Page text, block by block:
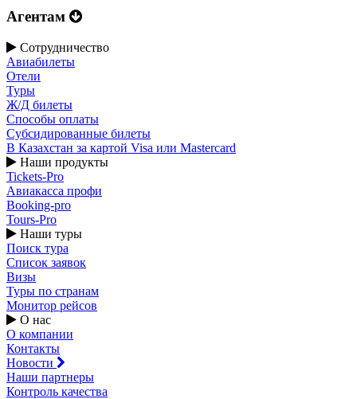
Агентам
Сотрудничество
Авиабилеты
Отели
Туры
Ж/Д билеты
Способы оплаты
Субсидированные билеты
В Казахстан за картой Visa или Masterсard
Наши продукты
Tickets-Pro
Авиакасса профи
Booking-pro
Tours-Pro
Наши туры
Поиск тура
Список заявок
Визы
Туры по странам
Монитор рейсов
О нас
О компании
Контакты
Новости
Наши партнеры
Контроль качества